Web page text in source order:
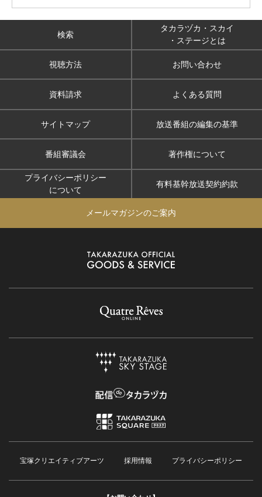
検索
タカラヅカ・スカイ
・ステージとは
視聴方法 お問い合わせ
資料請求 よくある質問
サイトマップ 放送番組の編集の基準
番組審議会 著作権について
プライバシーポリシー
について
有料基幹放送契約約款
メールマガジンのご案内
宝塚クリエイティブアーツ 採用情報 プライバシーポリシー